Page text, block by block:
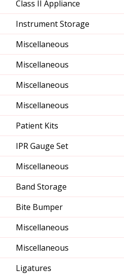
Class II Appliance
Instrument Storage
Miscellaneous
Miscellaneous
Miscellaneous
Miscellaneous
Patient Kits
IPR Gauge Set
Miscellaneous
Band Storage
Bite Bumper
Miscellaneous
Miscellaneous
Ligatures